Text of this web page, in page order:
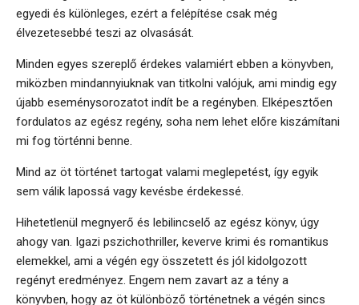
egyedi és különleges, ezért a felépítése csak még
élvezetesebbé teszi az olvasását.
Minden egyes szereplő érdekes valamiért ebben a könyvben,
miközben mindannyiuknak van titkolni valójuk, ami mindig egy
újabb eseménysorozatot indít be a regényben. Elképesztően
fordulatos az egész regény, soha nem lehet előre kiszámítani
mi fog történni benne.
Mind az öt történet tartogat valami meglepetést, így egyik
sem válik lapossá vagy kevésbe érdekessé.
Hihetetlenül megnyerő és lebilincselő az egész könyv, úgy
ahogy van. Igazi pszichothriller, keverve krimi és romantikus
elemekkel, ami a végén egy összetett és jól kidolgozott
regényt eredményez. Engem nem zavart az a tény a
könyvben, hogy az öt különböző történetnek a végén sincs